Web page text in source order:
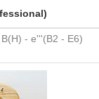
- e'''(B2 - E6)